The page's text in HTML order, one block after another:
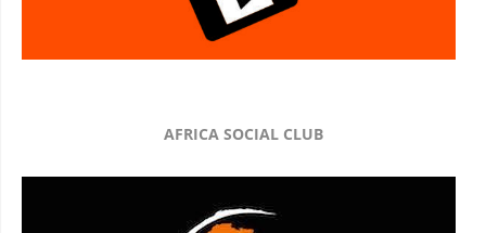
AFRICA SOCIAL CLUB